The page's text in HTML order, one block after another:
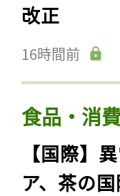
改正
16時間前
食品・消
【国際】
ア、茶の